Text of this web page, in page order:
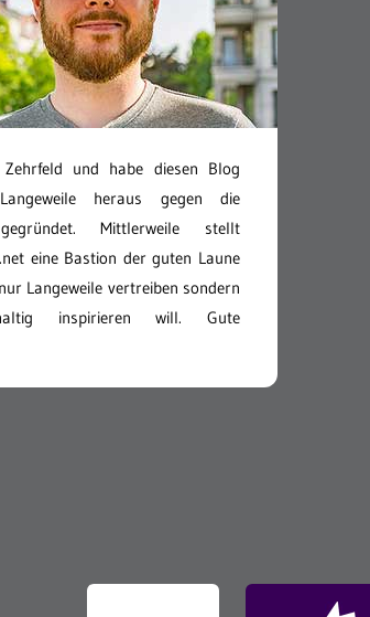
und habe diesen Blog
heraus gegen die
Mittlerweile stellt
eine Bastion der guten Laune
Langeweile vertreiben sondern
inspirieren will. Gute